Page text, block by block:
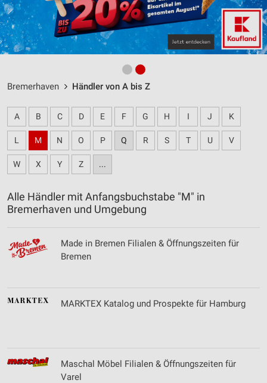
Bremerhaven Händler von A bis Z
A B C D E F G H I J K
L M N O P Q R S T U V
W X Y Z ...
Alle Händler mit Anfangsbuchstabe "M" in
Bremerhaven und Umgebung
Made in Bremen Filialen & Öffnungszeiten für
Bremen
MARKTEX Katalog und Prospekte für Hamburg
Maschal Möbel Filialen & Öffnungszeiten für
Varel